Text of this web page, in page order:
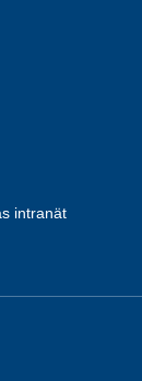
intranät